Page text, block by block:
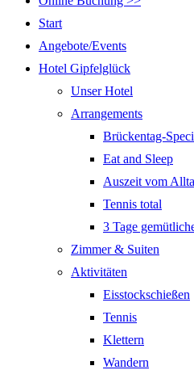
Start
Angebote/Events
Hotel Gipfelglück
Unser Hotel
Arrangements
Brückentag-
Eat and Sleep
Auszeit vom
Tennis total
3 Tage
Zimmer & Suiten
Aktivitäten
Eisstockschießen
Tennis
Klettern
Wandern